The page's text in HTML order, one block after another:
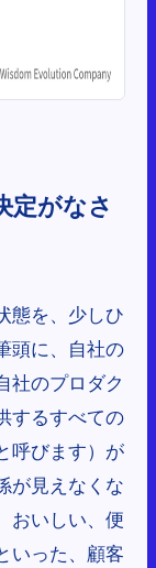
定がなさ
態を、少しひ
頭に、自社の
社のプロダク
するすべての
呼びます）が
が見えなくな
おいしい、便
いった、顧客